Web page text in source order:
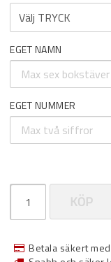
EGET NAMN
EGET NUMMER
KÖP
Betala säkert